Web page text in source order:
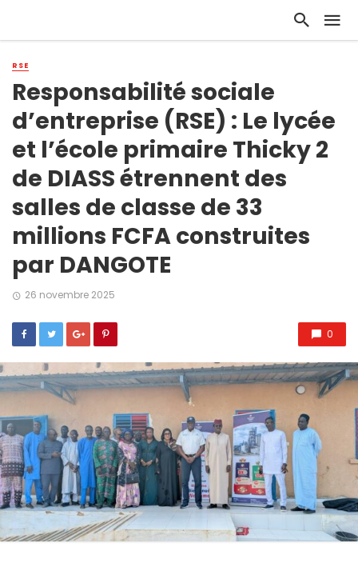
RSE
Responsabilité sociale
d’entreprise (RSE) : Le lycée
et l’école primaire Thicky 2
de DIASS étrennent des
salles de classe de 33
millions FCFA construites
par DANGOTE
26 novembre 2025
0